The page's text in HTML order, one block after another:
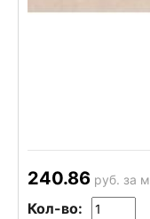
240.86 руб. за м
Кол-во: